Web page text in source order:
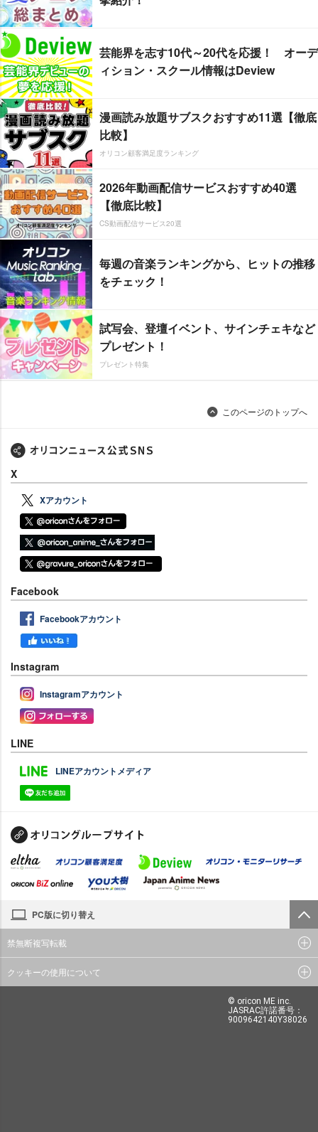
芸能界を志す10代～20代を応援！ オーデ
ィション・スクール情報はDeview
漫画読み放題サブスクおすすめ11選【徹底
比較】
オリコン顧客満足度ランキング
2026年動画配信サービスおすすめ40選
【徹底比較】
CS動画配信サービス20選
毎週の音楽ランキングから、ヒットの推移
をチェック！
試写会、登壇イベント、サインチェキなど
プレゼント！
プレゼント特集
このページのトップへ
X
Xアカウント
Facebook
Facebookアカウント
Instagram
Instagramアカウント
LINE
LINEアカウントメディア
PC版に切り替え
禁無断複写転載
クッキーの使用について
© oricon ME inc.
JASRAC許諾番号：
9009642140Y38026